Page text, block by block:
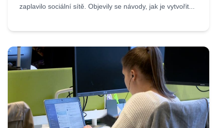
zaplavilo sociální sítě. Objevily se návody, jak je vytvořit...